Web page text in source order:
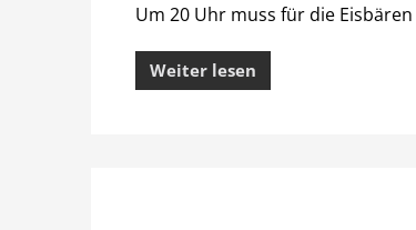
Um 20 Uhr muss für die
Weiter lesen